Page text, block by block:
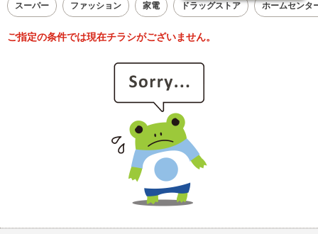
スーパー ファッション 家電 ドラッグストア ホームセンタ
ご指定の条件では現在チラシがございません。